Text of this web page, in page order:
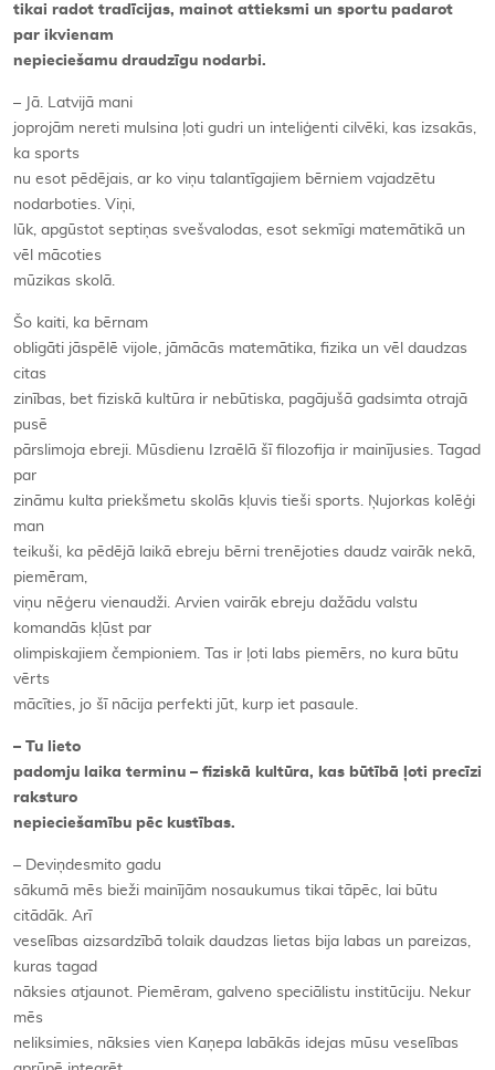
tikai radot tradīcijas, mainot attieksmi un sportu padarot
par ikvienam
nepieciešamu draudzīgu nodarbi.
– Jā. Latvijā mani
joprojām nereti mulsina ļoti gudri un inteliģenti cilvēki, kas izsakās,
ka sports
nu esot pēdējais, ar ko viņu talantīgajiem bērniem vajadzētu
nodarboties. Viņi,
lūk, apgūstot septiņas svešvalodas, esot sekmīgi matemātikā un
vēl mācoties
mūzikas skolā.
Šo kaiti, ka bērnam
obligāti jāspēlē vijole, jāmācās matemātika, fizika un vēl daudzas
citas
zinības, bet fiziskā kultūra ir nebūtiska, pagājušā gadsimta otrajā
pusē
pārslimoja ebreji. Mūsdienu Izraēlā šī filozofija ir mainījusies. Tagad
par
zināmu kulta priekšmetu skolās kļuvis tieši sports. Ņujorkas kolēģi
man
teikuši, ka pēdējā laikā ebreju bērni trenējoties daudz vairāk nekā,
piemēram,
viņu nēģeru vienaudži. Arvien vairāk ebreju dažādu valstu
komandās kļūst par
olimpiskajiem čempioniem. Tas ir ļoti labs piemērs, no kura būtu
vērts
mācīties, jo šī nācija perfekti jūt, kurp iet pasaule.
– Tu lieto
padomju laika terminu – fiziskā kultūra, kas būtībā ļoti precīzi
raksturo
nepieciešamību pēc kustības.
– Deviņdesmito gadu
sākumā mēs bieži mainījām nosaukumus tikai tāpēc, lai būtu
citādāk. Arī
veselības aizsardzībā tolaik daudzas lietas bija labas un pareizas,
kuras tagad
nāksies atjaunot. Piemēram, galveno speciālistu institūciju. Nekur
mēs
neliksimies, nāksies vien Kaņepa labākās idejas mūsu veselības